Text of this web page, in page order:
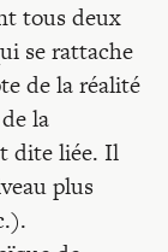
tous deux
se rattache
de la réalité
la
dite liée. Il
plus